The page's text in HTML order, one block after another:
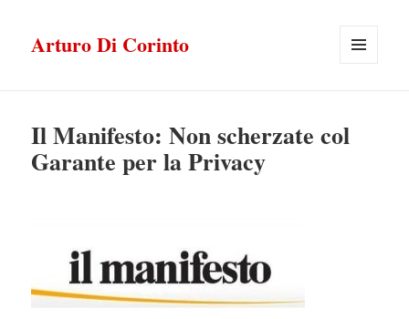
Arturo Di Corinto
Il Manifesto: Non scherzate col
Garante per la Privacy